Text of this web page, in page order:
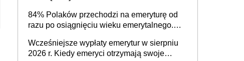
84% Polaków przechodzi na emeryturę od
razu po osiągnięciu wieku emerytalnego.
dłużej, ale czy jest w stanie? Pracownicy
45+ to siła napędowa gospodarki
Wcześniejsze wypłaty emerytur w sierpniu
2026 r. Kiedy emeryci otrzymają swoje